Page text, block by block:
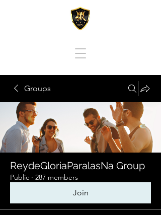
Groups
ReydeGloriaParalasNa Group
Public · 287 members
Join